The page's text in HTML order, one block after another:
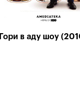
Гори в аду шоу